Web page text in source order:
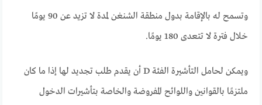
وتسمح له بالإقامة بدول منطقة الشنغن لمدة لا تزيد عن 90 يومًا
خلال فترة لا تتعدى 180 يومًا.
ويمكن لحامل التأشيرة الفئة D أن يقدم طلب تجديد لها إذا ما كان
ملتزمًا بالقوانين واللوائح المفروضة والخاصة بتأشيرات الدخول